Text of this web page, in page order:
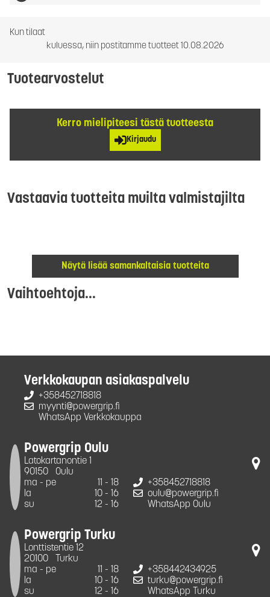
Kun tilaat
kuluessa, niin postitamme tuotteet 10.08.2026
Tuotearvostelut
Kerro mielipiteesi tästä tuotteesta
Kirjaudu
Vastaavia tuotteita muilta valmistajilta
Näytä lisää samankaltaisia tuotteita
Vaihtoehtoja...
Verkkokaupan asiakaspalvelu
+358452718818
myynti@powergrip.fi
WhatsApp Verkkokauppa
Powergrip Oulu
Latokartanontie 1
90150
Oulu
ma - pe
11 - 18
la
10 - 16
su
12 - 16
+358452718818
oulu@powergrip.fi
WhatsApp Oulu
Powergrip Turku
Lonttistentie 12
20100
Turku
ma - pe
11 - 18
la
10 - 16
su
12 - 16
+358442434925
turku@powergrip.fi
WhatsApp Turku